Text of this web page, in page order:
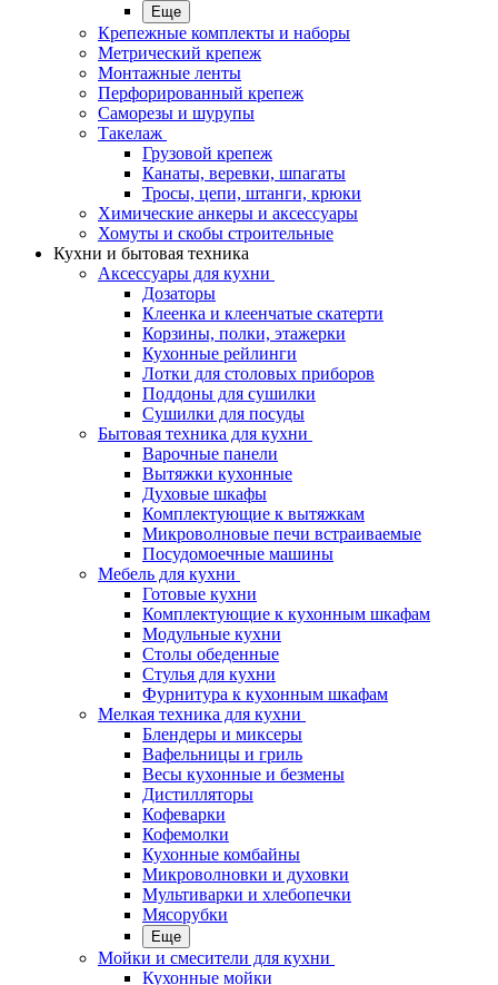
Еще
Крепежные комплекты и наборы
Метрический крепеж
Монтажные ленты
Перфорированный крепеж
Саморезы и шурупы
Такелаж
Грузовой крепеж
Канаты, веревки, шпагаты
Тросы, цепи, штанги, крюки
Химические анкеры и аксессуары
Хомуты и скобы строительные
Кухни и бытовая техника
Аксессуары для кухни
Дозаторы
Клеенка и клеенчатые скатерти
Корзины, полки, этажерки
Кухонные рейлинги
Лотки для столовых приборов
Поддоны для сушилки
Сушилки для посуды
Бытовая техника для кухни
Варочные панели
Вытяжки кухонные
Духовые шкафы
Комплектующие к вытяжкам
Микроволновые печи встраиваемые
Посудомоечные машины
Мебель для кухни
Готовые кухни
Комплектующие к кухонным шкафам
Модульные кухни
Столы обеденные
Стулья для кухни
Фурнитура к кухонным шкафам
Мелкая техника для кухни
Блендеры и миксеры
Вафельницы и гриль
Весы кухонные и безмены
Дистилляторы
Кофеварки
Кофемолки
Кухонные комбайны
Микроволновки и духовки
Мультиварки и хлебопечки
Мясорубки
Еще
Мойки и смесители для кухни
Кухонные мойки